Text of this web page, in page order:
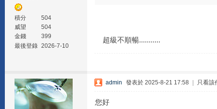
積分
504
威望
504
金錢
399
最後登錄 2026-7-10
超級不順暢...........
admin 發表於 2025-8-21 17:58 只看該
您好